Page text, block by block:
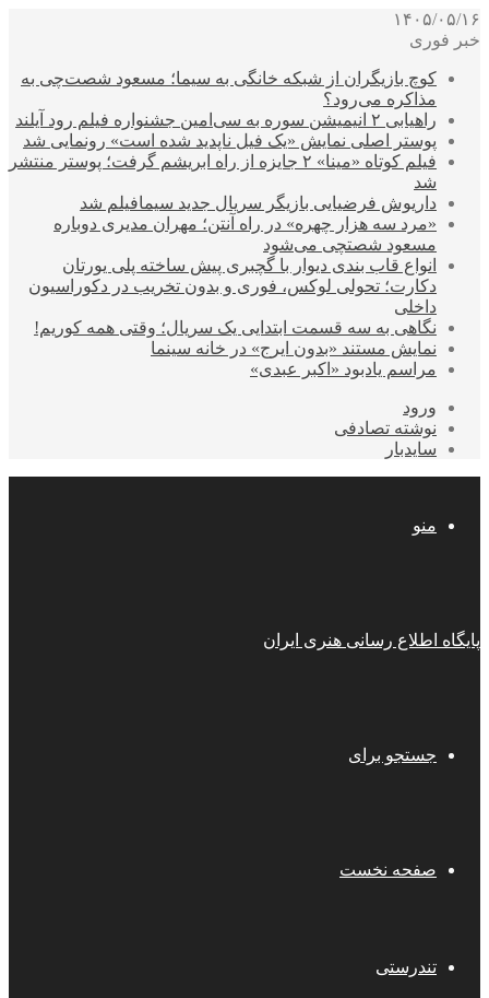
۱۴۰۵/۰۵/۱۶
خبر فوری
کوچ بازیگران از شبکه خانگی به سیما؛ مسعود شصت‌چی به
مذاکره می‌رود؟
راهیابی ۲ انیمیشن سوره به سی‌امین جشنواره فیلم رود آیلند
پوستر اصلی نمایش «یک فیل ناپدید شده است» رونمایی شد
فیلم کوتاه «مینا» ۲ جایزه از راه ابریشم گرفت؛ پوستر منتشر
شد
داریوش فرضیایی بازیگر سریال جدید سیمافیلم شد
«مرد سه هزار چهره» در راه آنتن؛ مهران مدیری دوباره
مسعود شصتچی می‌شود
انواع قاب بندی دیوار با گچبری پیش ساخته پلی یورتان
دکارت؛ تحولی لوکس، فوری و بدون تخریب در دکوراسیون
داخلی
نگاهی به سه قسمت ابتدایی یک سریال؛ وقتی همه کوریم!
نمایش مستند «بدون ایرج» در خانه سینما
مراسم یادبود «اکبر عبدی»
ورود
نوشته تصادفی
سایدبار
منو
پایگاه اطلاع رسانی هنری ایران
جستجو برای
صفحه نخست
تندرستی